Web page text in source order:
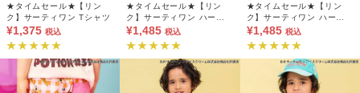
★タイムセール★【リン
ク】サーティワン Tシャツ
¥1,375 税込
★タイムセール★【リン
ク】サーティワン ハーフ
パンツ
¥1,485 税込
★タイムセール★【リン
ク】サーティワン ハーフ
パンツ
¥1,485 税込